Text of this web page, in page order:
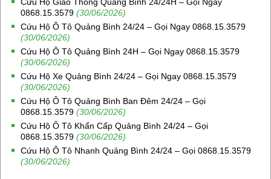
Cứu Hộ Giao Thông Quảng Bình 24/24H – Gọi Ngay
0868.15.3579 (30/06/2026)
Cứu Hộ Ô Tô Quảng Bình 24/24 – Gọi Ngay 0868.15.3579
(30/06/2026)
Cứu Hộ Ô Tô Quảng Bình 24H – Gọi Ngay 0868.15.3579
(30/06/2026)
Cứu Hộ Xe Quảng Bình 24/24 – Gọi Ngay 0868.15.3579
(30/06/2026)
Cứu Hộ Ô Tô Quảng Bình Ban Đêm 24/24 – Gọi
0868.15.3579 (30/06/2026)
Cứu Hộ Ô Tô Khẩn Cấp Quảng Bình 24/24 – Gọi
0868.15.3579 (30/06/2026)
Cứu Hộ Ô Tô Nhanh Quảng Bình 24/24 – Gọi 0868.15.3579
(30/06/2026)